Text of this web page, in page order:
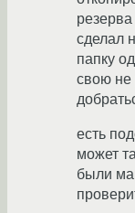
сделал
папку
свою не
есть
может
были